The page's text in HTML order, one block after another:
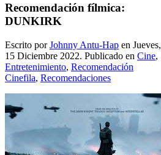
Recomendación fílmica:
DUNKIRK
Escrito porJohnny Antu-Hap en Jueves,
15 Diciembre 2022. Publicado en Cine,
Entretenimiento, Recomendación
Cinefila, Recomendaciones